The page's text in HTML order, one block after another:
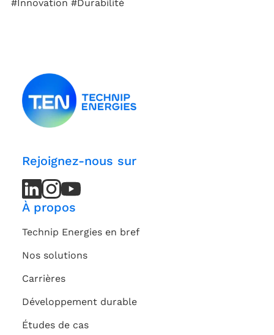
#Innovation #Durabilité
Rejoignez-nous sur
LinkedIn
LinkedIn
Instagram
Instagram
Youtube
Channel
À propos
Technip Energies en bref
Nos solutions
Carrières
Développement durable
Études de cas